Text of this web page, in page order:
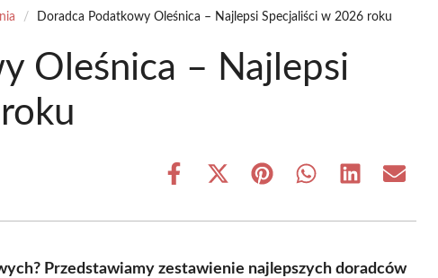
/ Doradca Podatkowy Oleśnica – Najlepsi Specjaliści w 2026 roku
Oleśnica – Najlepsi
Share
Share
(Twitter)
Share Share Share Share
Przedstawiamy zestawienie najlepszych doradców